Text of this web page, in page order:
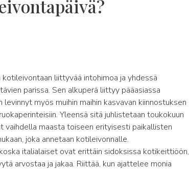
liittyvää intohimoa ja yhdessä
parissa. Sen alkuperä liittyy pääasiassa
myös muihin maihin kasvavan kiinnostuksen
Yleensä sitä juhlistetaan toukokuun
vaihdella maasta toiseen erityisesti paikallisten
joka annetaan kotileivonnalle.
italialaiset ovat erittäin sidoksissa kotikeittiöön,
arvostaa ja jakaa. Riittää, kun ajattelee monia